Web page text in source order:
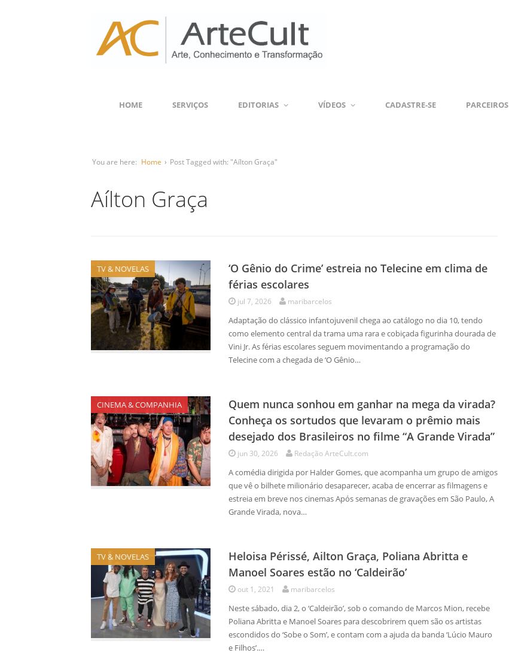
HOME SERVIÇOS EDITORIAS VÍDEOS CADASTRE-SE PARCEIROS
You are here: Home › Post Tagged with: "Aílton Graça"
Aílton Graça
TV & NOVELAS
‘O Gênio do Crime’ estreia no Telecine em clima de
férias escolares
jul 7, 2026 maribarcelos
Adaptação do clássico infantojuvenil chega ao catálogo no dia 10, tendo
como elemento central da trama uma rara e cobiçada figurinha dourada de
Vini Jr. As férias escolares seguem movimentando a programação do
Telecine com a chegada de ‘O Gênio…
CINEMA & COMPANHIA
Quem nunca sonhou em ganhar na mega da virada?
Conheça os sortudos que levaram o prêmio mais
desejado dos Brasileiros no filme “A Grande Virada”
jun 30, 2026 Redação ArteCult.com
A comédia dirigida por Halder Gomes, que acompanha um grupo de amigos
que vê o bilhete milionário desaparecer, acaba de encerrar as filmagens e
estreia em breve nos cinemas Após semanas de gravações em São Paulo, A
Grande Virada, nova…
TV & NOVELAS
Heloisa Périssé, Ailton Graça, Poliana Abritta e
Manoel Soares estão no ‘Caldeirão’
out 1, 2021 maribarcelos
Neste sábado, dia 2, o ‘Caldeirão’, sob o comando de Marcos Mion, recebe
Poliana Abritta e Manoel Soares para descobrirem quem são os artistas
escondidos do ‘Sobe o Som’, e contam com a ajuda da banda ‘Lúcio Mauro
e Filhos’.…